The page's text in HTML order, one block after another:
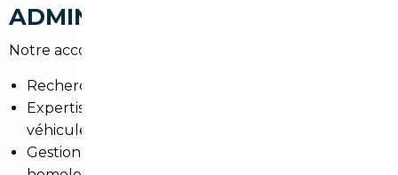
ADMINISTRATIF, LIVRAISON)
Notre accompagnement inclut :
Recherche personnalisée selon vos critères.
Expertise pour vérifier l'historique et l'état du
véhicule.
Gestion des formalités administratives (quitus, TVA,